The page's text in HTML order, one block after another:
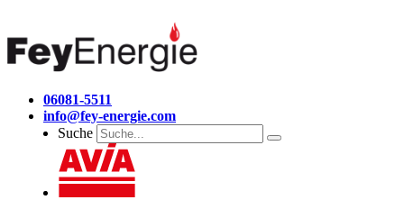
06081-5511
info@fey-energie.com
Suche